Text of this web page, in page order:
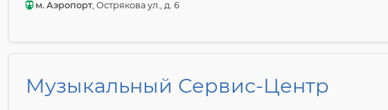
м. Аэропорт, Острякова ул., д. 6
Музыкальный Сервис-Центр